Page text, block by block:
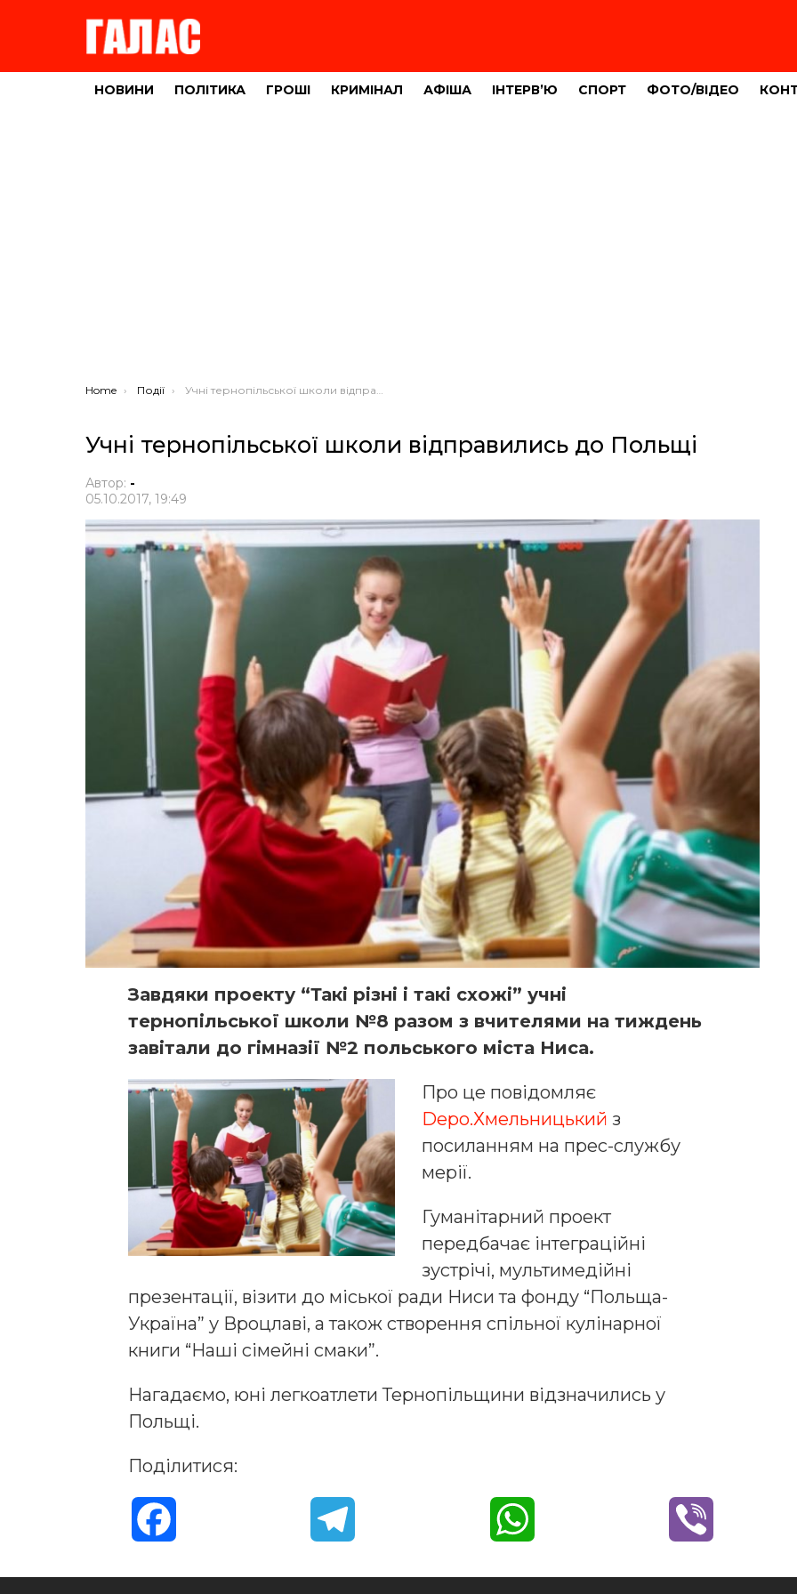
НОВИНИ ПОЛІТИКА ГРОШІ КРИМІНАЛ АФІША ІНТЕРВ’Ю СПОРТ ФОТО/ВІДЕО
You are here:
Home Події Учні тернопільської школи відправились до Польщі
Учні тернопільської школи відправились до Польщі
Автор: -
05.10.2017, 19:49
Завдяки проекту “Такі різні і такі схожі” учні
тернопільської школи №8 разом з вчителями на тиждень
завітали до гімназії №2 польського міста Ниса.
Про це повідомляє
Depo.Хмельницький з
посиланням на прес-службу
мерії.
Гуманітарний проект
передбачає інтеграційні
зустрічі, мультимедійні
презентації, візити до міської ради Ниси та фонду “Польща-
Україна” у Вроцлаві, а також створення спільної кулінарної
книги “Наші сімейні смаки”.
Нагадаємо, юні легкоатлети Тернопільщини відзначились у
Польщі.
Поділитися: